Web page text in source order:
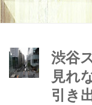
渋谷
見れ
引き